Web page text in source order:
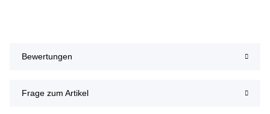
Bewertungen
Frage zum Artikel